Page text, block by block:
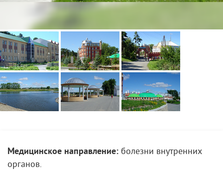
Медицинское направление: болезни внутренних
органов.